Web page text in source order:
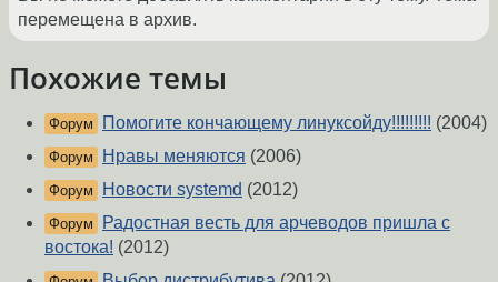
перемещена в архив.
Похожие темы
Форум Помогите кончающему линуксойду!!!!!!!!! (2004)
Форум Нравы меняются (2006)
Форум Новости systemd (2012)
Форум
Радостная весть для арчеводов пришла с
востока! (2012)